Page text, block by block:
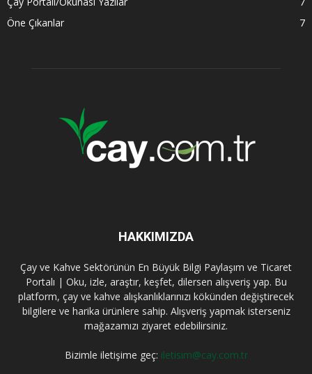
Öne Çıkanlar
7
HAKKIMIZDA
Çay ve Kahve Sektörünün En Büyük Bilgi Paylaşım ve Ticaret
Portalı | Oku, izle, araştır, keşfet, dilersen alışveriş yap. Bu
platform, çay ve kahve alışkanlıklarınızı kökünden değiştirecek
bilgilere ve harika ürünlere sahip. Alışveriş yapmak isterseniz
mağazamızı ziyaret edebilirsiniz.
Bizimle iletişime geç: iletisim@cay.com.tr